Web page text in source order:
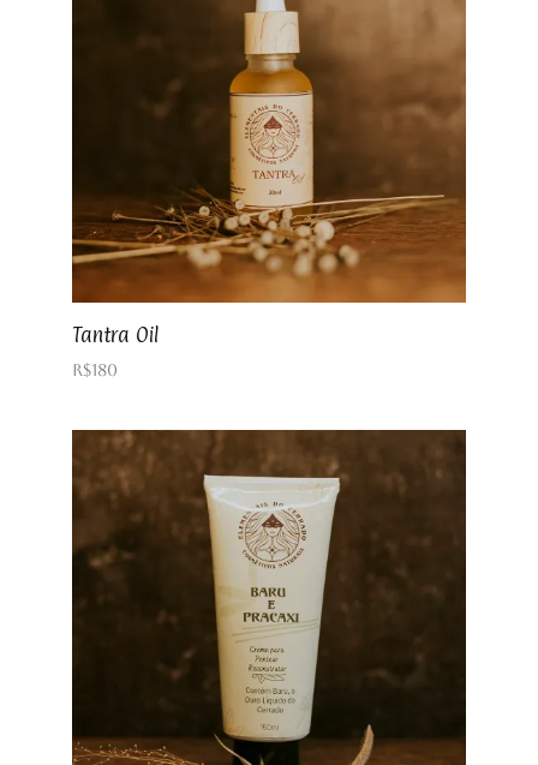
Tantra Oil
R$180